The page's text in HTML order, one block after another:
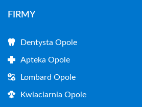
FIRMY
Dentysta Opole
Apteka Opole
Lombard Opole
Kwiaciarnia Opole